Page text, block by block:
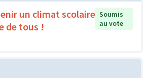
un climat scolaire
de tous !
Soumis
au vote